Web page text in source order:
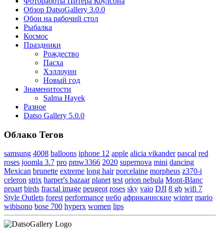
Обзор DatsoGallery 3.0.0
Обои на рабочий стол
Рыбалка
Космос
Праздники
Рождество
Пасха
Хэллоуин
Новый год
Знаменитости
Salma Hayek
Разное
Datso Gallery 5.0.0
Облако Тегов
samsung 4008 balloons iphone 12 apple alicia vikander pascal red
roses joomla 3.7 pro pmw3366 2020 supernova mini dancing
Mexican brunette extreme long hair porcelaine morpheus z370-i
celeron strix harper's bazaar planet test orion nebula Mont-Blanc
proart birds fractal image peugeot roses sky vaio DJI 8 gb wifi 7
Style Outlets forest performance небо африканнские winter mario
wibisono bose 700 hyperx women lips